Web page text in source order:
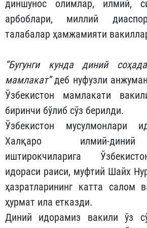
диншунос олимлар, илмий,
арбоблари, миллий
талабалар ҳамжамияти
“Бугунги кунда диний
мамлакат”деб нуфузли
Ўзбекистон мамлакати
биринчи бўлиб сўз берилди.
Ўзбекистон мусулмонлари
Халқаро илмий-диний
иштирокчиларига
идораси раиси, муфтий Шайх
ҳазратларининг катта салом
ҳурмат ила етказди.
Диний идорамиз вакили ўз